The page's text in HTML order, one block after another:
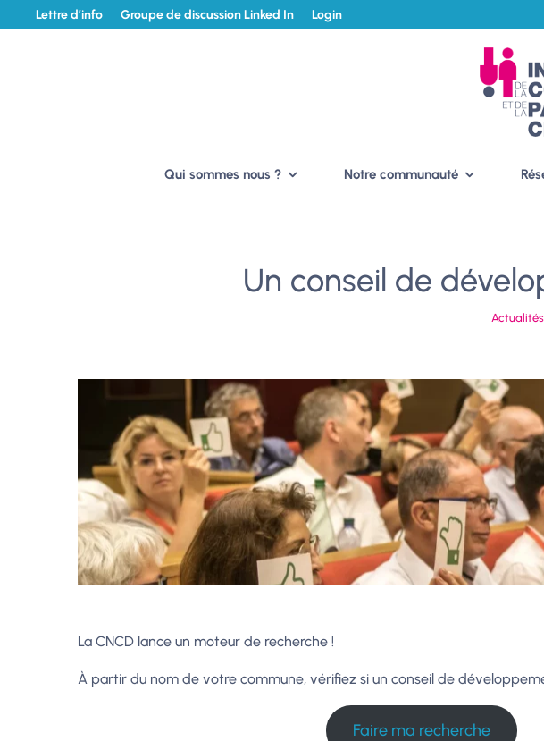
Lettre d’info Groupe de discussion Linked In Login
Qui sommes nous ? Notre communauté
Un conseil de
Actualités
La CNCD lance un moteur de recherche !
À partir du nom de votre commune, vérifiez si un conseil de
Faire ma recherche